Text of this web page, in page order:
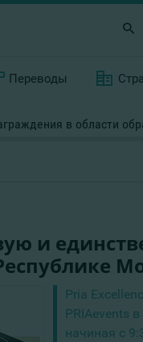
Переводы
в области
и
Pria
PRIAevents
начиная с